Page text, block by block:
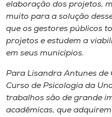
elaboração dos projetos,
muito para a solução
que os gestores públicos
projetos e estudem a
em seus municípios.
Para Lisandra Antunes
Curso de Psicologia da
trabalhos são de grande
acadêmicas, que